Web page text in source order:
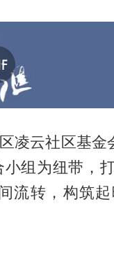
凌云社区基金
组为纽带，
流转，构筑